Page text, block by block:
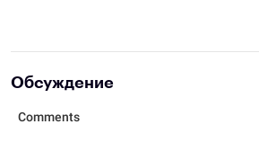
Обсуждение